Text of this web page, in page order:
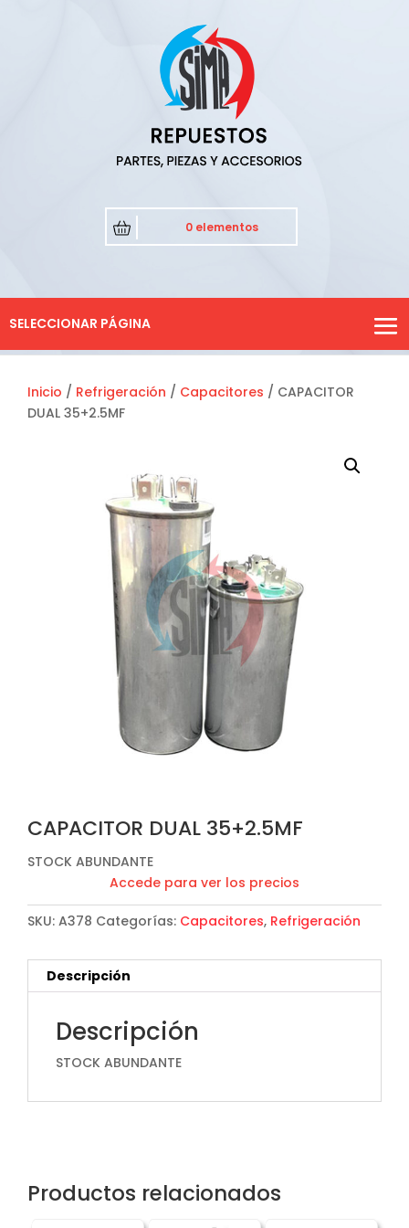
0 elementos
SELECCIONAR PÁGINA
Inicio / Refrigeración / Capacitores / CAPACITOR
DUAL 35+2.5MF
CAPACITOR DUAL 35+2.5MF
STOCK ABUNDANTE
Accede para ver los precios
SKU: A378 Categorías: Capacitores, Refrigeración
Descripción
Descripción
STOCK ABUNDANTE
Productos relacionados